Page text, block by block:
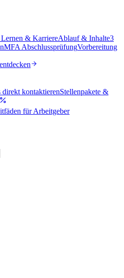
& KarriereAblauf & Inhalte3
MFA AbschlussprüfungVorbereitung
kontaktierenStellenpakete &
für Arbeitgeber